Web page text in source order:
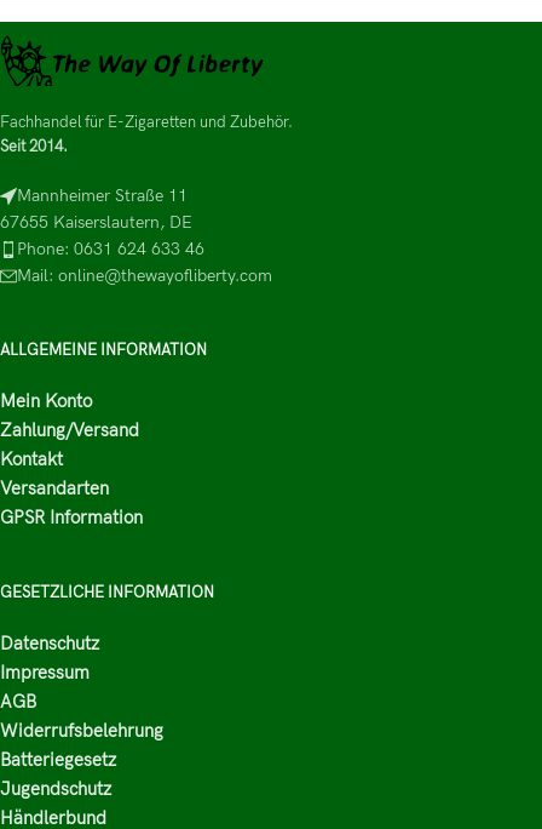
Fachhandel für E-Zigaretten und Zubehör.
Seit 2014.
Mannheimer Straße 11
67655 Kaiserslautern, DE
Phone: 0631 624 633 46
Mail: online@thewayofliberty.com
ALLGEMEINE INFORMATION
Mein Konto
Zahlung/Versand
Kontakt
Versandarten
GPSR Information
GESETZLICHE INFORMATION
Datenschutz
Impressum
AGB
Widerrufsbelehrung
Batteriegesetz
Jugendschutz
Händlerbund